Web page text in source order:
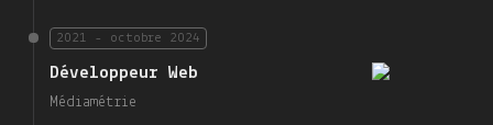
2021 - octobre 2024
Développeur Web
Médiamétrie